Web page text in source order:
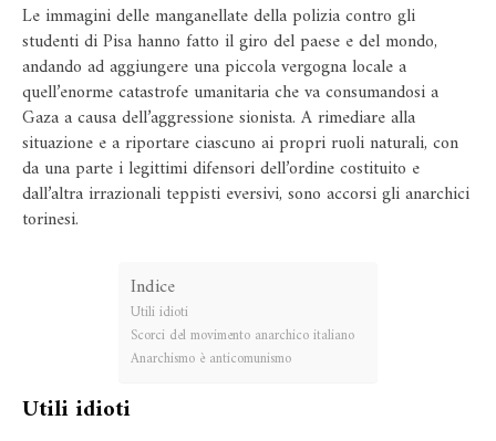
Le immagini delle manganellate della polizia contro gli
studenti di Pisa hanno fatto il giro del paese e del mondo,
andando ad aggiungere una piccola vergogna locale a
quell’enorme catastrofe umanitaria che va consumandosi a
Gaza a causa dell’aggressione sionista. A rimediare alla
situazione e a riportare ciascuno ai propri ruoli naturali, con
da una parte i legittimi difensori dell’ordine costituito e
dall’altra irrazionali teppisti eversivi, sono accorsi gli anarchici
torinesi.
Indice
Utili idioti
Scorci del movimento anarchico italiano
Anarchismo è anticomunismo
Utili idioti